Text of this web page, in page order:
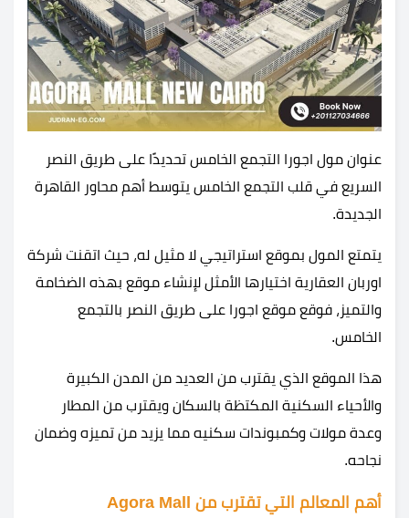
عنوان مول اجورا التجمع الخامس تحديدًا على طريق النصر
السريع في قلب التجمع الخامس يتوسط أهم محاور القاهرة
الجديدة.
يتمتع المول بموقع استراتيجي لا مثيل له، حيث اتقنت شركة
اوربان العقارية اختيارها الأمثل لإنشاء موقع بهذه الضخامة
والتميز، فوقع موقع اجورا على طريق النصر بالتجمع
الخامس.
هذا الموقع الذي يقترب من العديد من المدن الكبيرة
والأحياء السكنية المكتظة بالسكان ويقترب من المطار
وعدة مولات وكمبوندات سكنيه مما يزيد من تميزه وضمان
نجاحه.
أهم المعالم التي تقترب من Agora Mall